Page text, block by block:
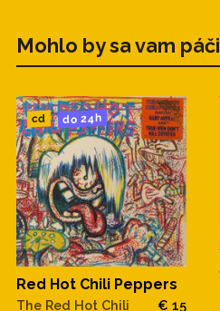
Mohlo by sa vam
cd do 24h
Red Hot Chili Peppers
The Red Hot Chili
€ 15